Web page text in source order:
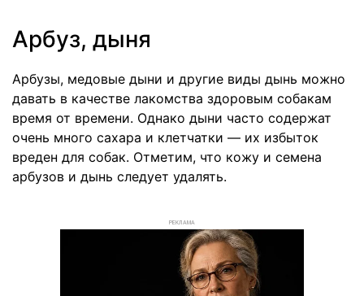
Арбуз, дыня
Арбузы, медовые дыни и другие виды дынь можно
давать в качестве лакомства здоровым собакам
время от времени. Однако дыни часто содержат
очень много сахара и клетчатки — их избыток
вреден для собак. Отметим, что кожу и семена
арбузов и дынь следует удалять.
РЕКЛАМА